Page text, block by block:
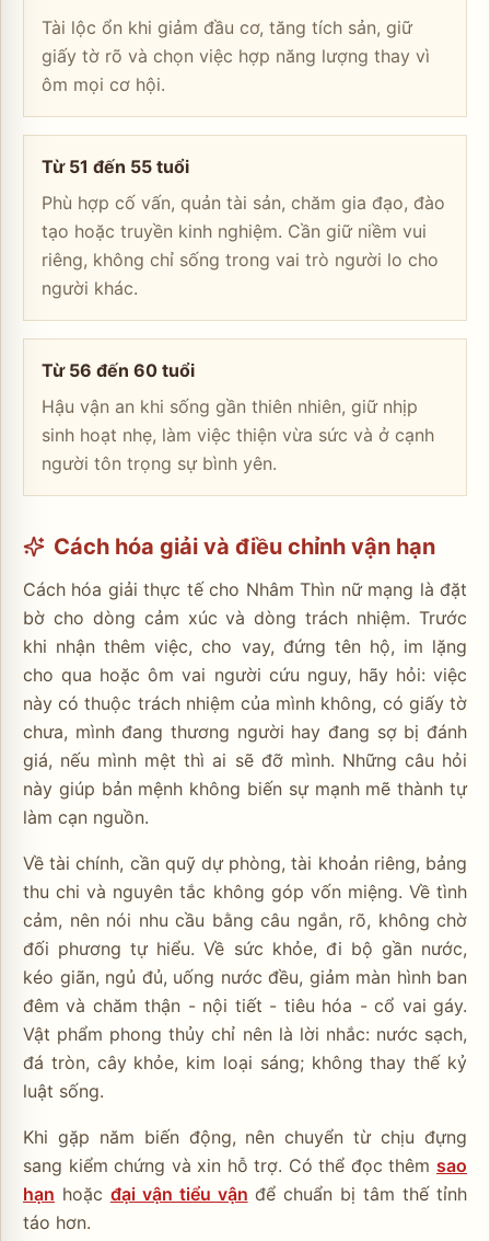
Tài lộc ổn khi giảm đầu cơ, tăng tích sản, giữ
giấy tờ rõ và chọn việc hợp năng lượng thay vì
ôm mọi cơ hội.
Từ 51 đến 55 tuổi
Phù hợp cố vấn, quản tài sản, chăm gia đạo, đào
tạo hoặc truyền kinh nghiệm. Cần giữ niềm vui
riêng, không chỉ sống trong vai trò người lo cho
người khác.
Từ 56 đến 60 tuổi
Hậu vận an khi sống gần thiên nhiên, giữ nhịp
sinh hoạt nhẹ, làm việc thiện vừa sức và ở cạnh
người tôn trọng sự bình yên.
Cách hóa giải và điều chỉnh vận hạn
Cách hóa giải thực tế cho Nhâm Thìn nữ mạng là đặt
bờ cho dòng cảm xúc và dòng trách nhiệm. Trước
khi nhận thêm việc, cho vay, đứng tên hộ, im lặng
cho qua hoặc ôm vai người cứu nguy, hãy hỏi: việc
này có thuộc trách nhiệm của mình không, có giấy tờ
chưa, mình đang thương người hay đang sợ bị đánh
giá, nếu mình mệt thì ai sẽ đỡ mình. Những câu hỏi
này giúp bản mệnh không biến sự mạnh mẽ thành tự
làm cạn nguồn.
Về tài chính, cần quỹ dự phòng, tài khoản riêng, bảng
thu chi và nguyên tắc không góp vốn miệng. Về tình
cảm, nên nói nhu cầu bằng câu ngắn, rõ, không chờ
đối phương tự hiểu. Về sức khỏe, đi bộ gần nước,
kéo giãn, ngủ đủ, uống nước đều, giảm màn hình ban
đêm và chăm thận - nội tiết - tiêu hóa - cổ vai gáy.
Vật phẩm phong thủy chỉ nên là lời nhắc: nước sạch,
đá tròn, cây khỏe, kim loại sáng; không thay thế kỷ
luật sống.
Khi gặp năm biến động, nên chuyển từ chịu đựng
sang kiểm chứng và xin hỗ trợ. Có thể đọc thêm sao
hạn hoặc đại vận tiểu vận để chuẩn bị tâm thế tỉnh
táo hơn.